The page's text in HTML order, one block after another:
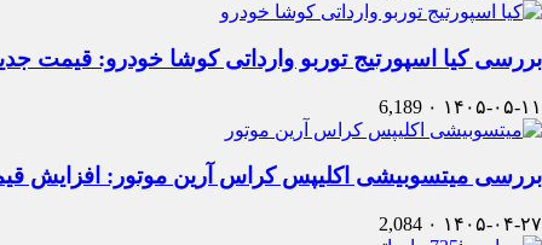
بررسی کیا اسپورتیج توربو وارداتی کوشا خودرو: قیمت
۱۴۰۵-۰۵-۱۱ ۰ 6,189
بررسی میتسوبیشی اکلیپس کراس آرین موتور: افزایش
۱۴۰۵-۰۴-۲۷ ۰ 2,084